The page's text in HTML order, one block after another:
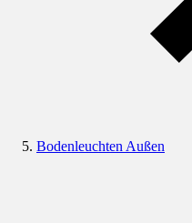
Bodenleuchten Außen